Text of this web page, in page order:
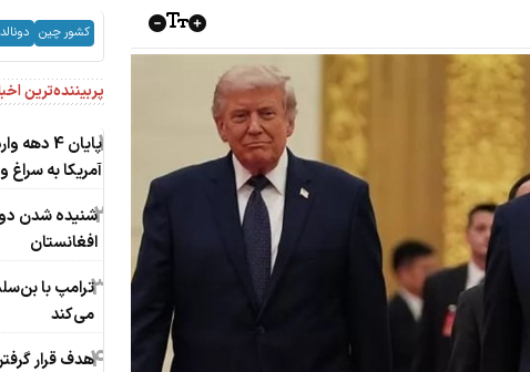
کشور چین
پربیننده‌ترین
1
پایان 4
آمریکا به سراغ
2شنیده شدن دو
افغانستان
3ترامپ با
می‌کند
4هدف قرار